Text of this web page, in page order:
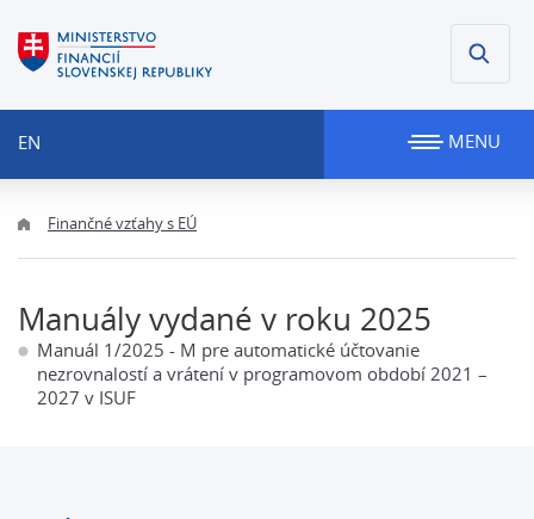
EN MENU
Finančné vzťahy s EÚ
Manuály vydané v roku 2025
Manuál 1/2025 - M pre automatické účtovanie
nezrovnalostí a vrátení v programovom období 2021 –
2027 v ISUF